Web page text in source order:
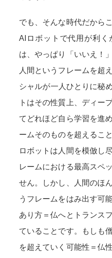
でも、そんな時代だから
AIロボットで代用が利く
は、やっぱり「いいえ！
人間というフレームを超
シャルが一人ひとりに秘
トはその性質上、ディー
てどれほど自ら学習を進
ームそのものを超えるこ
ロボットは人間を模倣し
レームにおける最高スペ
せん。しかし、人間のほ
うフレームをはみ出す可
あり方＝仏へとトランス
ていることです。もしも
を超えていく可能性＝仏